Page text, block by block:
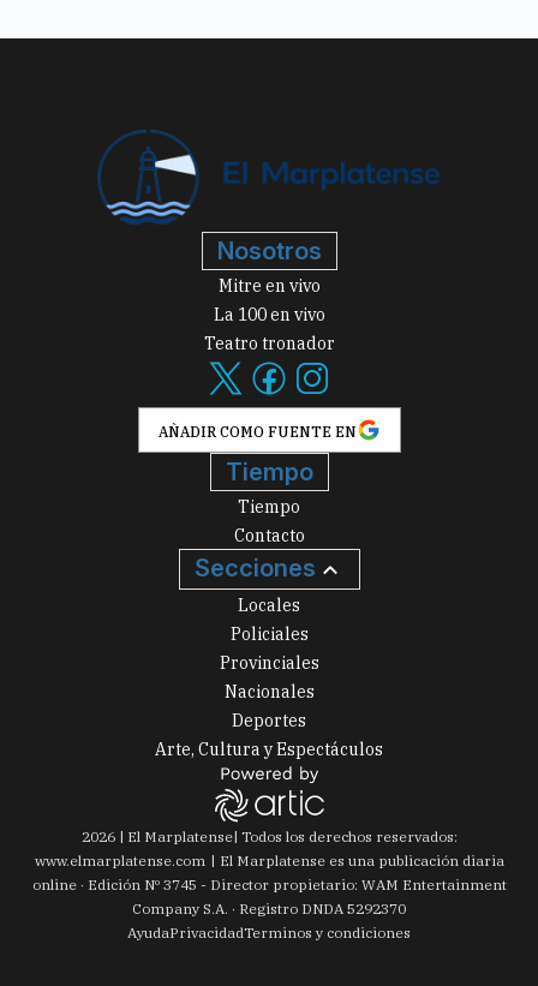
Nosotros
Mitre en vivo
La 100 en vivo
Teatro tronador
AÑADIR COMO FUENTE EN
Tiempo
Tiempo
Contacto
Secciones
Locales
Policiales
Provinciales
Nacionales
Deportes
Arte, Cultura y Espectáculos
2026| El Marplatense| Todos los derechos reservados:
www.elmarplatense.com
El Marplatense es una publicación diaria
online · Edición Nº 3745 - Director propietario: WAM Entertainment
Company S.A. · Registro DNDA 5292370
AyudaPrivacidadTerminos y condiciones